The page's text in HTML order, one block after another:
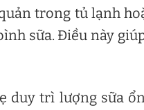
trong tủ lạnh
sữa. Điều này
duy trì lượng sữa